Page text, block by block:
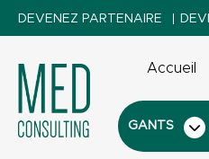
DEVENEZ PARTENAIRE
Accueil
GANTS